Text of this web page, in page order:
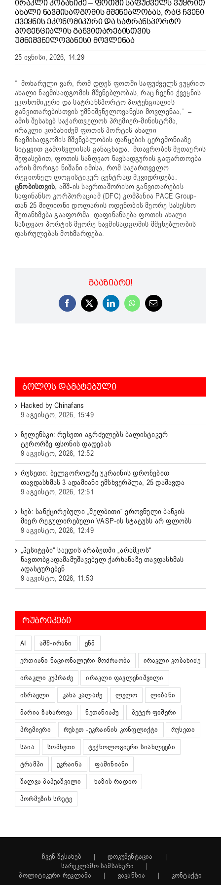
ᲘᲠᲐᲙᲚᲘ ᲙᲝᲑᲐᲮᲘᲫᲔ – ᲤᲝᲗᲨᲘ ᲡᲐᲤᲣᲫᲕᲔᲚᲡ ᲕᲣᲧᲠᲘᲗ
ᲐᲮᲐᲚᲘ ᲜᲐᲕᲛᲘᲡᲐᲓᲒᲝᲛᲘᲡ ᲛᲨᲔᲜᲔᲑᲚᲝᲑᲐᲡ, ᲠᲐᲪ ᲩᲕᲔᲜᲘ
ᲥᲕᲔᲧᲜᲘᲡ ᲔᲙᲝᲜᲝᲛᲘᲙᲣᲠᲘ ᲓᲐ ᲡᲐᲢᲠᲐᲜᲡᲞᲝᲠᲢᲝ
ᲞᲝᲢᲔᲜᲪᲘᲐᲚᲘᲡ ᲒᲐᲜᲕᲘᲗᲐᲠᲔᲑᲘᲡᲗᲕᲘᲡ
ᲣᲛᲜᲘᲨᲕᲜᲔᲚᲝᲕᲐᲜᲔᲡᲘ ᲛᲝᲕᲚᲔᲜᲐᲐ
25 ივნისი, 2026, 14:29
“ მოხარული ვარ, რომ დღეს ფოთში საფუძველს ვუყრით
ახალი ნავმისადგომის მშენებლობას, რაც ჩვენი ქვეყნის
ეკონომიკური და სატრანსპორტო პოტენციალის
განვითარებისთვის უმნიშვნელოვანესი მოვლენაა,” –
ამის შესახებ საქართველოს პრემიერ-მინისტრმა,
ირაკლი კობახიძემ ფოთის პორტის ახალი
ნავმისადგომის მშენებლობის დაწყების ცერემონიაზე
სიტყვით გამოსვლისას განაცხადა. მთავრობის მეთაურის
შეფასებით, ფოთის საზღვაო ნავსადგურის გაფართოება
არის მორიგი ნიშანი იმისა, რომ საქართველო
რეგიონულ ლოგისტიკურ ცენტრად მკვიდრდება.
ცნობისთვის, აშშ-ის საერთაშორისო განვითარების
საფინანსო კორპორაციამ (DFC) კომპანია PACE Group-
თან 25 მილიონი დოლარის ოდენობის მეორე სასესხო
შეთანხმება გააფორმა. დაფინანსება ფოთის ახალი
საზღვაო პორტის მეორე ნავმისადგომის მშენებლობის
დასრულებას მოხმარდება.
ᲒᲐᲐᲖᲘᲐᲠᲔ!
Facebook
X LinkedInWhatsApp
Email
ᲑᲝᲚᲝᲡ ᲓᲐᲛᲐᲢᲔᲑᲣᲚᲘ
Hacked by Chinafans
9 აგვისტო, 2026, 15:49
ზელენსკი: რუსეთი აგრძელებს ბალისტიკურ
ტერორზე ფსონის დადებას
9 აგვისტო, 2026, 12:52
რუსეთი: ბელგოროდზე უკრაინის დრონებით
თავდასხმას 3 ადამიანი ემსხვერპლა, 25 დაშავდა
9 აგვისტო, 2026, 12:51
სებ: სანქცირებული „შელბითი“ ეროვნული ბანკის
მიერ რეგულირებული VASP-ის სტატუსს არ ფლობს
9 აგვისტო, 2026, 12:49
„ჰუსიტები“ საუდის არაბეთში „არამკოს“
ნავთობგადამამუშავებელ ქარხანაზე თავდასხმას
ადასტურებენ
9 აგვისტო, 2026, 11:53
ᲠᲣᲑᲠᲘᲙᲔᲑᲘ
AI აშშ-ირანი
ენმ
ერთიანი ნაციონალური მოძრაობა
ირაკლი კობახიძე
ირაკლი კუპრაძე
ირაკლი ფავლენიშვილი
ისრაელი
კახა კალაძე ლელო
ლიბანი
მარია ზახაროვა
ნეთანიაჰუ
პეტერ ფიშერი
პრემიერი
რუსეთ -უკრაინის კონფლიქტი
რუსეთი
საია
სომხეთი
ტექნოლოგიური სიახლეები
ტრამპი
უკრაინა
ფაშინიანი
შალვა პაპუაშვილი
ხაზის რადიო
ჰორმუზის სრუტე
ჩვენ შესახებ
დოკუმენტაცია
სარეკლამო სამსახური
პოლიტიკური რეკლამა
ვაკანსია კონტაქტი